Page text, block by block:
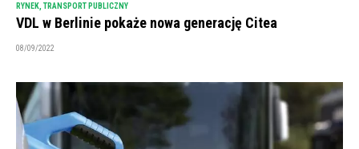
RYNEK TRANSPORT PUBLICZNY
VDL w Berlinie pokaże nowa generację Citea
08/09/2022